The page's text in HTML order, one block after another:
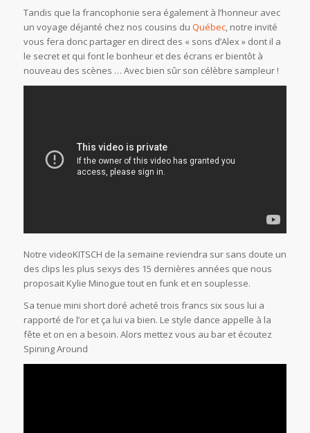
Tandis que la francophonie sera également à l’honneur avec
un voyage déjanté chez nos cousins du Québec, notre invité
vous fera donc partager en direct des « sons d’Alex » dont il a
le secret et qui font le bonheur et des écrans er bientôt à
nouveau des scènes … Avec bien sûr son célèbre sampleur !
Notre videoKITSCH de la semaine reviendra sur sans doute un
des clips les plus sexys des 15 dernières années que nous
proposait Kylie Minogue tout en funk et en souplesse.
Sa tenue mini short doré acheté trois francs six sous lui a
rapporté de l’or et ça lui va bien. Le style dance appelle à la
fête et on en a besoin. Alors mettez vous au bar et écoutez
Spining Around